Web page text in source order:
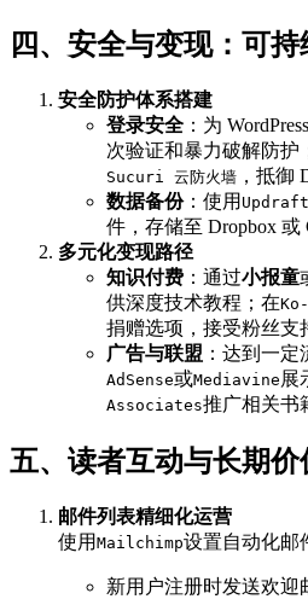
四、安全与变现：可
安全防护体系搭建
登录安全 ：为
次验证和暴力破解防护
Sucuri 云防火墙 ，抵御
数据备份：使用
件，存储至 Dropbox 或
多元化变现路径
知识付费 ：通过小报童
供深度技术教程；在
捐赠选项，接受粉丝支
广告与联盟 ：达到一定
AdSense或Mediavine 展
Associates推广相关书
五、读者互动与长期价
邮件列表精细化运营
使用 Mailchimp设置自动化邮
新用户注册时发送欢迎